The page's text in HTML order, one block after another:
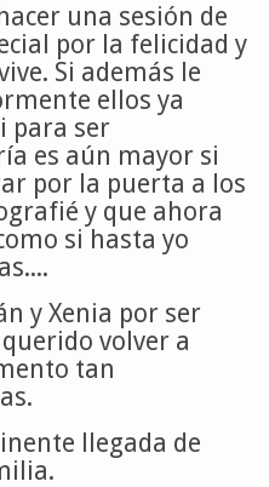
una sesión de
por la felicidad y
Si además le
ellos ya
para ser
es aún mayor si
por la puerta a los
y que ahora
si hasta yo
y Xenia por ser
volver a
tan
llegada de